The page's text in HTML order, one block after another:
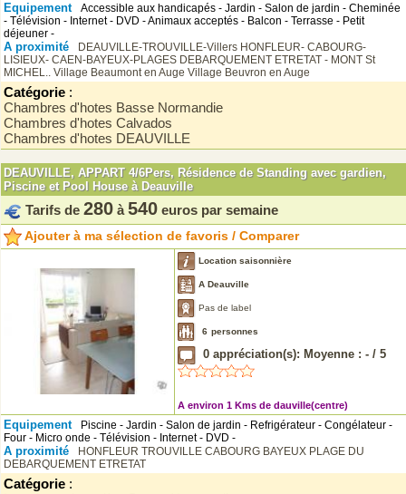
Equipement
Accessible aux handicapés - Jardin - Salon de jardin - Cheminée
- Télévision - Internet - DVD - Animaux acceptés - Balcon - Terrasse - Petit
déjeuner -
A proximité DEAUVILLE-TROUVILLE-Villers HONFLEUR- CABOURG-
LISIEUX- CAEN-BAYEUX-PLAGES DEBARQUEMENT ETRETAT - MONT St
MICHEL.. Village Beaumont en Auge Village Beuvron en Auge
Catégorie :
Chambres d'hotes Basse Normandie
Chambres d'hotes Calvados
Chambres d'hotes DEAUVILLE
DEAUVILLE, APPART 4/6Pers, Résidence de Standing avec gardien,
Piscine et Pool House à Deauville
Tarifs de 280 à 540 euros par semaine
Ajouter à ma sélection de favoris / Comparer
Location saisonnière
A Deauville
Pas de label
6 personnes
0 appréciation(s): Moyenne : - / 5
A environ 1 Kms de dauville(centre)
Equipement
Piscine - Jardin - Salon de jardin - Refrigérateur - Congélateur -
Four - Micro onde - Télévision - Internet - DVD -
A proximité HONFLEUR TROUVILLE CABOURG BAYEUX PLAGE DU
DEBARQUEMENT ETRETAT
Catégorie :